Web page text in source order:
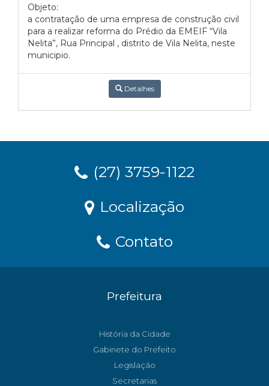
Objeto:
a contratação de uma empresa de construção civil
para a realizar reforma do Prédio da EMEIF “Vila
Nelita”, Rua Principal , distrito de Vila Nelita, neste
municipio.
Detalhes
(27) 3759-1122
Localização
Contato
Prefeitura
História da Cidade
Gabinete do Prefeito
Legislação
Secretarias